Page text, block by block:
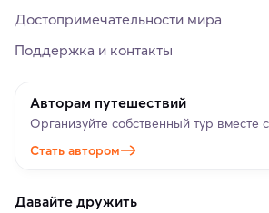
Достопримечательности мира
Поддержка и контакты
Авторам путешествий
Организуйте собственный тур вместе
Стать автором
Давайте дружить